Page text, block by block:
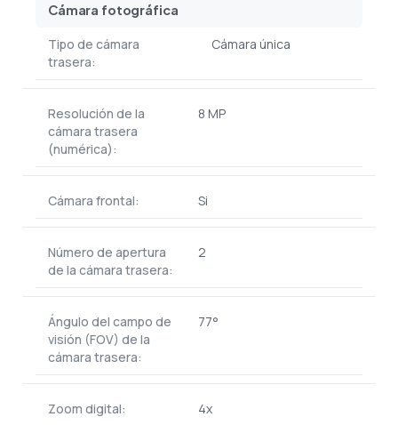
Cámara fotográfica
Tipo de cámara
trasera:
Cámara única
Resolución de la
cámara trasera
(numérica):
8 MP
Cámara frontal: Si
Número de apertura
de la cámara trasera:
2
Ángulo del campo de
visión (FOV) de la
cámara trasera:
77°
Zoom digital: 4x